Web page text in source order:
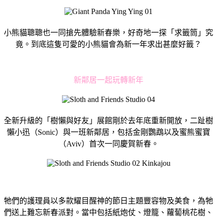
小熊貓聰聰也一同搶先體驗新春樂，好奇地一探「求籤筒」究
竟。到底這隻可愛的小熊貓會為新一年求出甚麼好籤？
新鄰居一起玩轉新年
全新升級的「樹懶與好友」展館剛於去年底重新開放，二趾樹
懶小迅（Sonic）與一班新鄰居，包括金剛鸚鵡以及蜜熊蜜寶
（Aviv）首次一同慶賀新春。
牠們的護理員以多款耀目醒神的節日主題豐容物及美食，為牠
們送上難忘新春派對。當中包括紙炮仗、燈籠、蘿蔔桃花樹、